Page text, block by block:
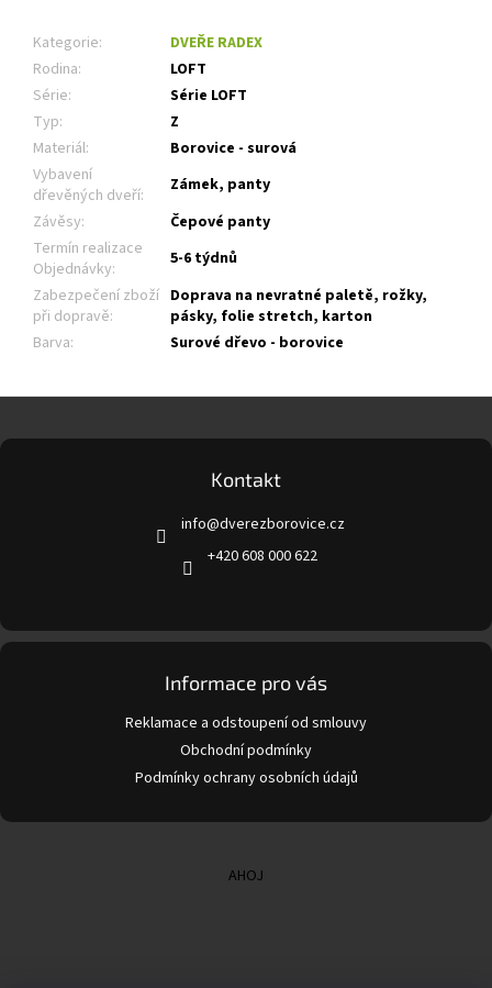
Kategorie:
DVEŘE RADEX
Rodina:
LOFT
Série:
Série LOFT
Typ:
Z
Materiál:
Borovice - surová
Vybavení
dřevěných dveří:
Zámek, panty
Závěsy:
Čepové panty
Termín realizace
Objednávky:
5-6 týdnů
Zabezpečení zboží
při dopravě:
Doprava na nevratné paletě, rožky,
pásky, folie stretch, karton
Barva: Surové dřevo - borovice
p
Kontakt
info@dverezborovice.cz
+420 608 000 622
Informace pro vás
Reklamace a odstoupení od smlouvy
Obchodní podmínky
Podmínky ochrany osobních údajů
AHOJ